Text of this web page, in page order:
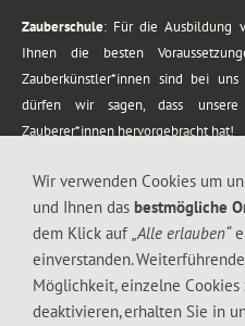
Zauberschule: Für die Ausbildung
Ihnen die besten
Zauberkünstler*innen sind bei
dürfen wir sagen, dass
Zauberer*innen hervorgebracht hat!
vom Kinderprogramm bis zur
meiner Zauber-Sprech-Show,
gewürzt mit Gags und visuellen
Wir verwenden Cookies um
und Ihnen das bestmögliche
dem Klick auf „Alle erlauben“
einverstanden.
Möglichkeit, einzelne Cookies
deaktivieren, erhalten Sie in